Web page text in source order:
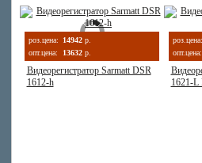
роз.цена: 14942 р.
опт.цена:
13632 р.
Видеорегистратор Sarmatt DSR
1612-h
роз.цена:
опт.цена:
1621-L